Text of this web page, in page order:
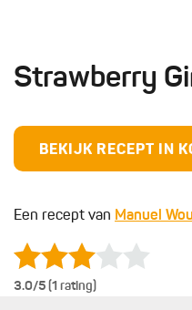
Strawberry
BEKIJK RECEPT IN
Een recept van Manuel
3.0/5 (1 rating)